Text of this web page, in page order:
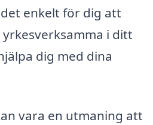
enkelt för dig att
i ditt
dig med dina
vara en utmaning att